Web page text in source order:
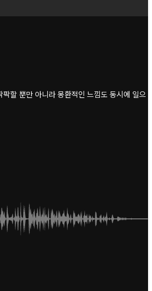
할 뿐만 아니라 몽환적인 느낌도 동시에 일으